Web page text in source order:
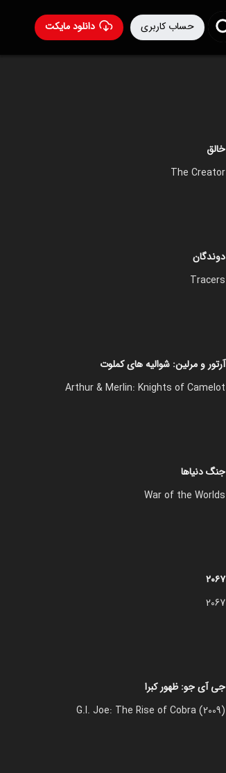
دانلود مایکت حساب کاربری
خالق
The Creator
دوندگان
Tracers
آرتور و مرلین: شوالیه های کملوت
Arthur & Merlin: Knights of Camelot
جنگ دنیاها
War of the Worlds
۲۰۶۷
2067
جی آی جو: ظهور کبرا
G.I. Joe: The Rise of Cobra (2009)